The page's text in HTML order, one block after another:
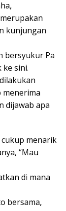
kunjungan
bersyukur Pa
sini.
dijawab apa
menarik
“Mau
di mana
bersama,